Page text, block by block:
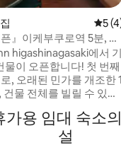
평점
5
』이케부쿠로역 5분, 히
분 거리의 건물 전체를 임
komeya'
higashinagasaki에서 기
오픈합니다! 첫 번째
, 오래된 민가를 개조한 1
건물 전체를 빌릴 수 있는
역) 거리의 "히가시나가사
안에 최대 성인 3명까지
방과 조리 도구도 완비된
가용 임대 숙소
설